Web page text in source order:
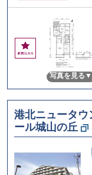
お
気
り
写真を見る
港北ニュータ
ール城山の丘